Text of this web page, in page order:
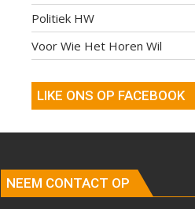
Politiek HW
Voor Wie Het Horen Wil
LIKE ONS OP FACEBOOK
NEEM CONTACT OP